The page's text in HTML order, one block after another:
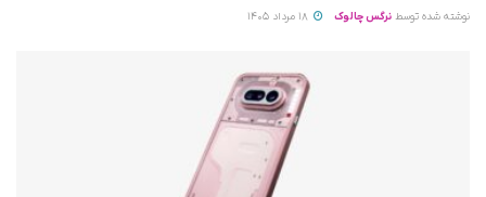
نوشته شده توسط نرگس چالوک